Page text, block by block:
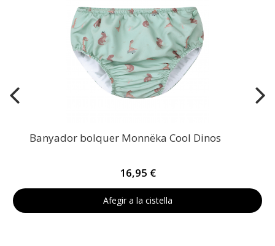
Banyador bolquer Monnëka Cool Dinos
16,95 €
Afegir a la cistella